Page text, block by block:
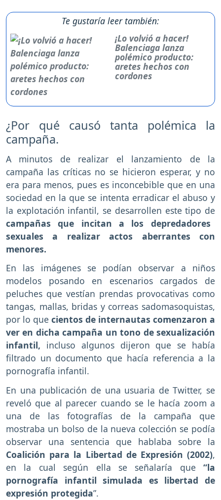
Te gustaría leer también:
¡Lo volvió a hacer!
Balenciaga lanza
polémico producto:
aretes hechos con
cordones
¿Por qué causó tanta polémica la
campaña.
A minutos de realizar el lanzamiento de la
campaña las críticas no se hicieron esperar, y no
era para menos, pues es inconcebible que en una
sociedad en la que se intenta erradicar el abuso y
la explotación infantil, se desarrollen este tipo de
campañas que incitan a los depredadores
sexuales a realizar actos aberrantes con
menores.
En las imágenes se podían observar a niños
modelos posando en escenarios cargados de
peluches que vestían prendas provocativas como
tangas, mallas, bridas y correas sadomasoquistas,
por lo que cientos de internautas comenzaron a
ver en dicha campaña un tono de sexualización
infantil, incluso algunos dijeron que se había
filtrado un documento que hacía referencia a la
pornografía infantil.
En una publicación de una usuaria de Twitter, se
reveló que al parecer cuando se le hacía zoom a
una de las fotografías de la campaña que
mostraba un bolso de la nueva colección se podía
observar una sentencia que hablaba sobre la
Coalición para la Libertad de Expresión (2002),
en la cual según ella se señalaría que “la
pornografía infantil simulada es libertad de
expresión protegida”.